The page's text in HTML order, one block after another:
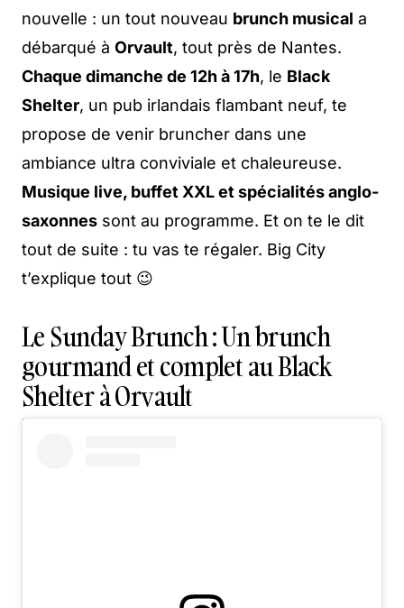
nouvelle : un tout nouveau brunch musical a
débarqué à Orvault, tout près de Nantes.
Chaque dimanche de 12h à 17h, le Black
Shelter, un pub irlandais flambant neuf, te
propose de venir bruncher dans une
ambiance ultra conviviale et chaleureuse.
Musique live, buffet XXL et spécialités anglo-
saxonnes sont au programme. Et on te le dit
tout de suite : tu vas te régaler. Big City
t’explique tout 😉
Le Sunday Brunch : Un brunch
gourmand et complet au Black
Shelter à Orvault